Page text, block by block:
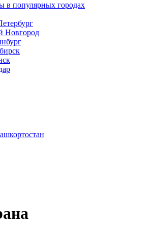
в популярных городах
Новгород